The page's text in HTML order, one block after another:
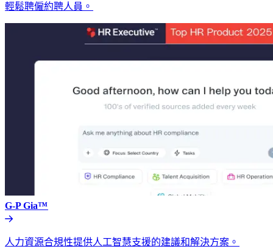
輕鬆聘僱約聘人員。​​
G-P Gia™​​
人力資源合規性提供人工智慧支援的建議和解決方案。​​